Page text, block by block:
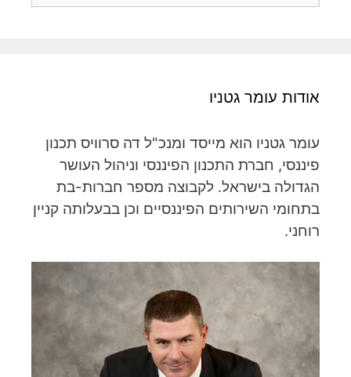
אודות עומר גטניו
עומר גטניו הוא מייסד ומנכ"ל דה סרוויס תכנון
פיננסי, חברת התכנון הפיננסי וניהול העושר
הגדולה בישראל. לקבוצה מספר חברות-בת
בתחומי השירותים הפיננסיים וכן בבעלותה קניין
רוחני.